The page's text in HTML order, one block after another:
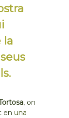
la
, on
en una